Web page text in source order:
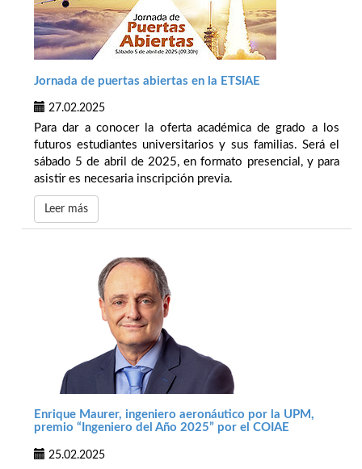
Jornada de puertas abiertas en la ETSIAE
27.02.2025
Para dar a conocer la oferta académica de grado a los
futuros estudiantes universitarios y sus familias. Será el
sábado 5 de abril de 2025, en formato presencial, y para
asistir es necesaria inscripción previa.
Leer más
Enrique Maurer, ingeniero aeronáutico por la UPM,
premio “Ingeniero del Año 2025” por el COIAE
25.02.2025